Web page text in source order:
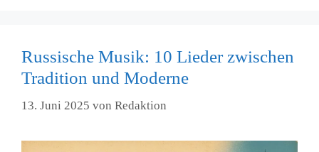
Russische Musik: 10 Lieder zwischen
Tradition und Moderne
13. Juni 2025 von Redaktion